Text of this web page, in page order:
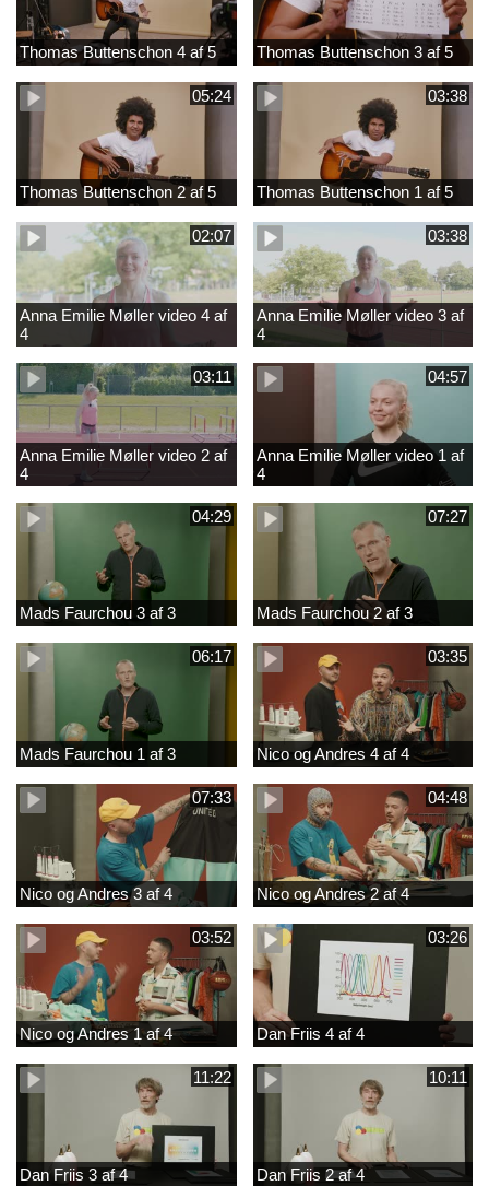
Thomas Buttenschon 4 af 5 Thomas Buttenschon 3 af 5
05:24
Thomas Buttenschon 2 af 5
03:38
Thomas Buttenschon 1 af 5
02:07
Anna Emilie Møller video 4 af
4
03:38
Anna Emilie Møller video 3 af
4
03:11
Anna Emilie Møller video 2 af
4
04:57
Anna Emilie Møller video 1 af
4
04:29
Mads Faurchou 3 af 3
07:27
Mads Faurchou 2 af 3
06:17
Mads Faurchou 1 af 3
03:35
Nico og Andres 4 af 4
07:33
Nico og Andres 3 af 4
04:48
Nico og Andres 2 af 4
03:52
Nico og Andres 1 af 4
03:26
Dan Friis 4 af 4
11:22
Dan Friis 3 af 4
10:11
Dan Friis 2 af 4